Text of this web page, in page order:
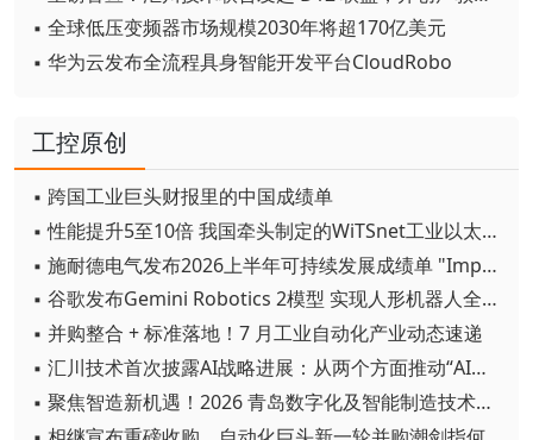
▪ 全球低压变频器市场规模2030年将超170亿美元
▪ 华为云发布全流程具身智能开发平台CloudRobo
工控原创
▪ 跨国工业巨头财报里的中国成绩单
▪ 性能提升5至10倍 我国牵头制定的WiTSnet工业以太网国际标准正式发布
▪ 施耐德电气发布2026上半年可持续发展成绩单 "Impact 2030"路线图开局稳健
▪ 谷歌发布Gemini Robotics 2模型 实现人形机器人全身智能控制突破
▪ 并购整合 + 标准落地！7 月工业自动化产业动态速递
▪ 汇川技术首次披露AI战略进展：从两个方面推动“AI业务化”落地
▪ 聚焦智造新机遇！2026 青岛数字化及智能制造技术论坛圆满落幕